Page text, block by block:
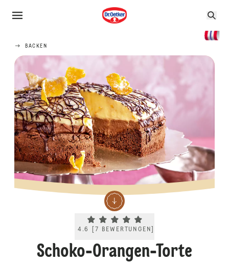
BACKEN
Current rating 4.6. Click to rate.
4.6 7 BEWERTUNGEN
Schoko-Orangen-Torte